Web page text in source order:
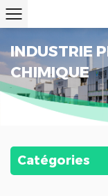
INDUSTRIE
CHIMIQUE
Catégories